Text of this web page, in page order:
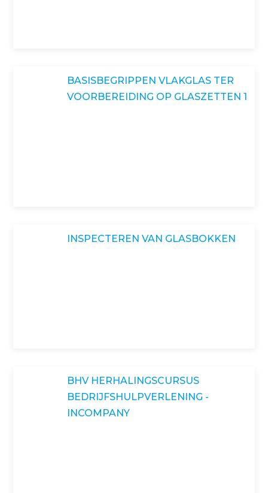
BASISBEGRIPPEN VLAKGLAS TER
VOORBEREIDING OP GLASZETTEN 1
INSPECTEREN VAN GLASBOKKEN
BHV HERHALINGSCURSUS
BEDRIJFSHULPVERLENING -
INCOMPANY